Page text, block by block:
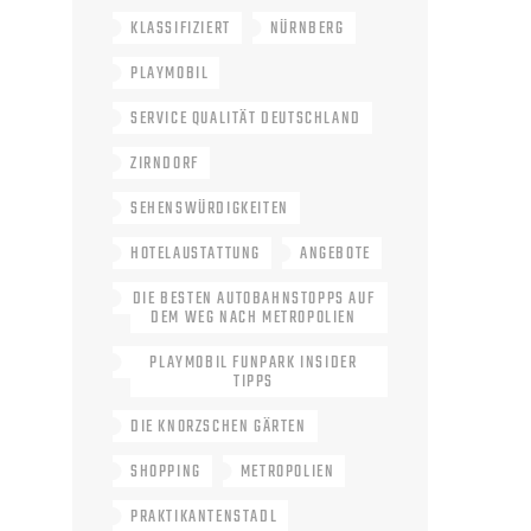
KLASSIFIZIERT
NÜRNBERG
PLAYMOBIL
SERVICE QUALITÄT DEUTSCHLAND
ZIRNDORF
SEHENSWÜRDIGKEITEN
HOTELAUSTATTUNG
ANGEBOTE
DIE BESTEN AUTOBAHNSTOPPS AUF
DEM WEG NACH METROPOLIEN
PLAYMOBIL FUNPARK INSIDER
TIPPS
DIE KNORZSCHEN GÄRTEN
SHOPPING
METROPOLIEN
PRAKTIKANTENSTADL